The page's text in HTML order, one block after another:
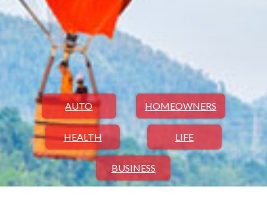
AUTO HOMEOWNERS
HEALTH LIFE
BUSINESS